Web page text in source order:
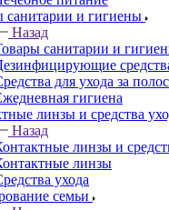
санитарии и гигиены
Назад
санитарии и
для ухода за
гигиена
линзы и средства
Назад
линзы и
линзы
ухода
семьи